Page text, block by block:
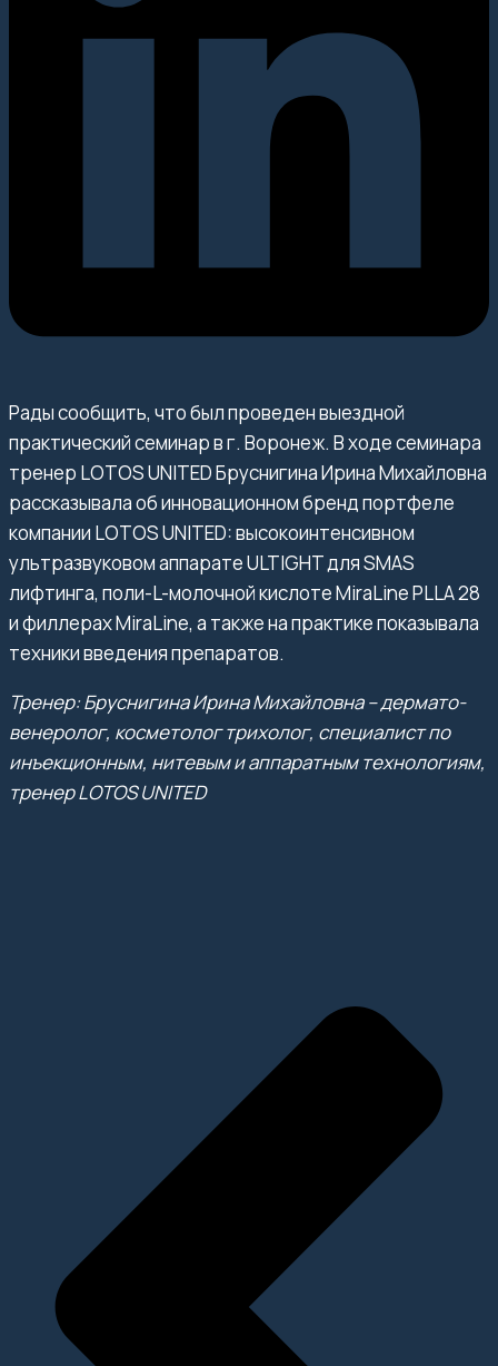
Рады сообщить, что был проведен выездной
практический семинар в г. Воронеж. В ходе семинара
тренер LOTOS UNITED Бруснигина Ирина Михайловна
рассказывала об инновационном бренд портфеле
компании LOTOS UNITED: высокоинтенсивном
ультразвуковом аппарате ULTIGHT для SMAS
лифтинга, поли-L-молочной кислоте MiraLine PLLA 28
и филлерах MiraLine, а также на практике показывала
техники введения препаратов.
Тренер: Бруснигина Ирина Михайловна – дермато-
венеролог, косметолог трихолог, специалист по
инъекционным, нитевым и аппаратным технологиям,
тренер LOTOS UNITED